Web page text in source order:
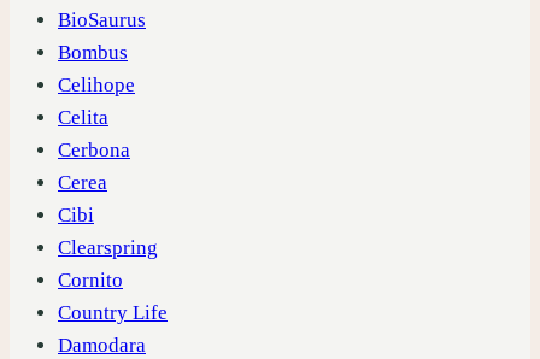
BioSaurus
Bombus
Celihope
Celita
Cerbona
Cerea
Cibi
Clearspring
Cornito
Country Life
Damodara